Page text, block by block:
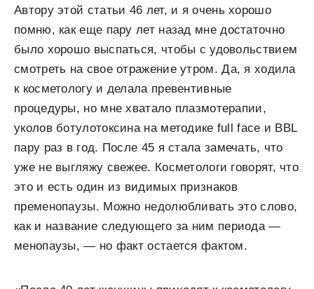
Автору этой статьи 46 лет, и я очень хорошо
помню, как еще пару лет назад мне достаточно
было хорошо выспаться, чтобы с удовольствием
смотреть на свое отражение утром. Да, я ходила
к косметологу и делала превентивные
процедуры, но мне хватало плазмотерапии,
уколов ботулотоксина на методике full face и BBL
пару раз в год. После 45 я стала замечать, что
уже не выгляжу свежее. Косметологи говорят, что
это и есть один из видимых признаков
пременопаузы. Можно недолюбливать это слово,
как и название следующего за ним периода —
менопаузы, — но факт остается фактом.